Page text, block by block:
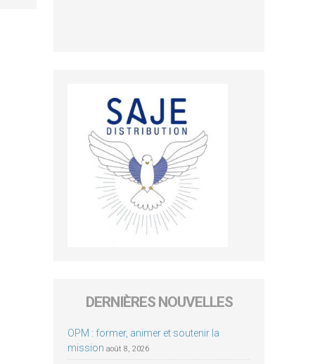
DERNIÈRES NOUVELLES
OPM : former, animer et soutenir la
mission août 8, 2026